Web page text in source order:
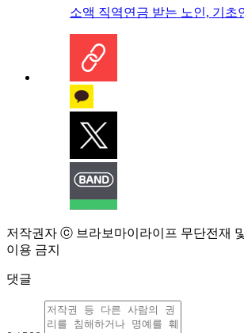
소액 직역연금 받는 노인, 기초
저작권자 ⓒ 브라보마이라이프 무단전재
이용 금지
댓글